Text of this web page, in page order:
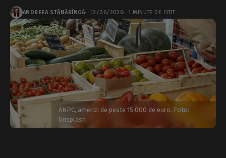
ANDREEA STĂNĂRÎNGĂ 12/06/2026 1 MINUTE DE CITIT
ANPC, amenzi de peste 15.000 de euro. Foto:
Unsplash